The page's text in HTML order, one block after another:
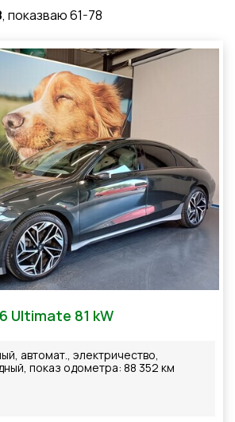
, показваю 61-78
Ultimate 81 kW
автомат., электричество,
показ одометра: 88 352 км